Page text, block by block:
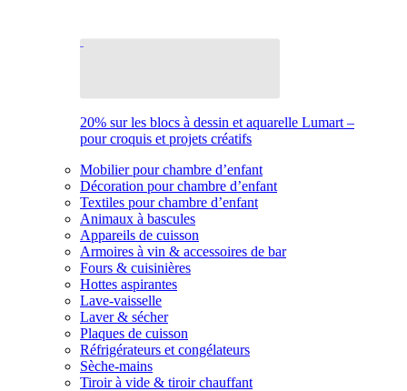
20% sur les blocs à dessin et aquarelle Lumart –
pour croquis et projets créatifs
Mobilier pour chambre d’enfant
Décoration pour chambre d’enfant
Textiles pour chambre d’enfant
Animaux à bascules
Appareils de cuisson
Armoires à vin & accessoires de bar
Fours & cuisinières
Hottes aspirantes
Lave-vaisselle
Laver & sécher
Plaques de cuisson
Réfrigérateurs et congélateurs
Sèche-mains
Tiroir à vide & tiroir chauffant